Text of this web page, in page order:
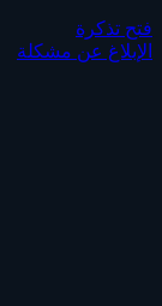
فتح تذكرة
الإبلاغ عن مشكلة